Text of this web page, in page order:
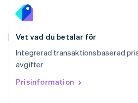
Vet vad du betalar för
Integrerad transaktionsbaserad
avgifter
Prisinformation
Schweiz
Deutsch
English简体中文
English
Slovenien
English Italiano